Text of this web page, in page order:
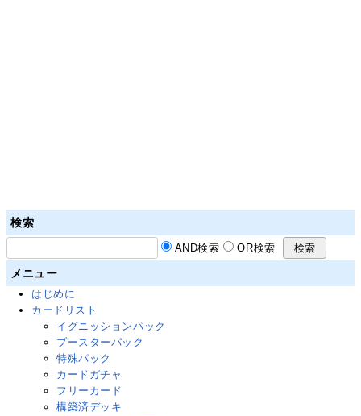
検索
AND検索 OR検索
メニュー
はじめに
カードリスト
イグニッションパック
ブースターパック
特殊パック
カードガチャ
フリーカード
構築済デッキ